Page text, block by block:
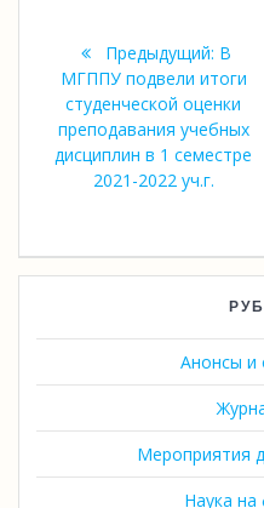
записям
Предыдущий: В
МГППУ подвели итоги
студенческой оценки
преподавания учебных
дисциплин в 1 семестре
2021-2022 уч.г.
Анонсы и
Мероприятия
Наука на